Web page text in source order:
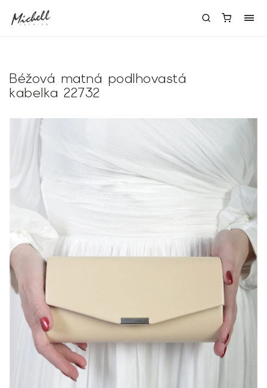
Béžová matná podlhovastá
kabelka 22732